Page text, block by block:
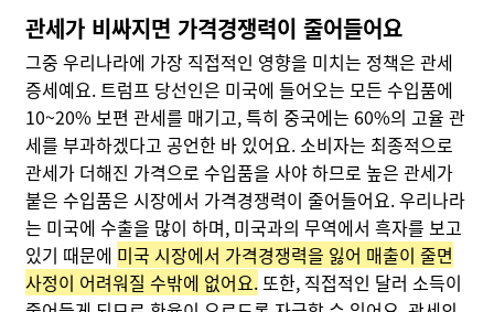
관세가 비싸지면 가격경쟁력이 줄어들어요
그중 우리나라에 가장 직접적인 영향을 미치는 정책은 관세
증세예요. 트럼프 당선인은 미국에 들어오는 모든 수입품에
10~20% 보편 관세를 매기고, 특히 중국에는 60%의 고율 관
세를 부과하겠다고 공언한 바 있어요. 소비자는 최종적으로
관세가 더해진 가격으로 수입품을 사야 하므로 높은 관세가
붙은 수입품은 시장에서 가격경쟁력이 줄어들어요. 우리나라
는 미국에 수출을 많이 하며, 미국과의 무역에서 흑자를 보고
있기 때문에 미국 시장에서 가격경쟁력을 잃어 매출이 줄면
사정이 어려워질 수밖에 없어요. 또한, 직접적인 달러 소득이